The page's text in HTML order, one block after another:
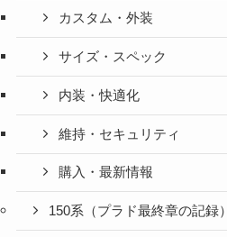
カスタム・外装
サイズ・スペック
内装・快適化
維持・セキュリティ
購入・最新情報
150系（プラド最終章の記録）